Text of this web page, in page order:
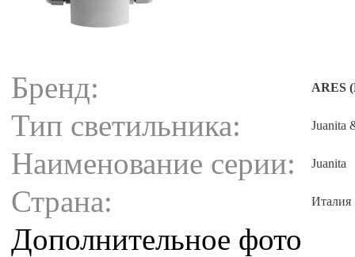
Бренд: ARES
Тип светильника: Juanita
Наименование серии: Juanita
Страна: Италия
Дополнительное фото